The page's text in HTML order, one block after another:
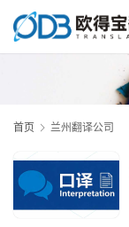
首页 兰州翻译公司